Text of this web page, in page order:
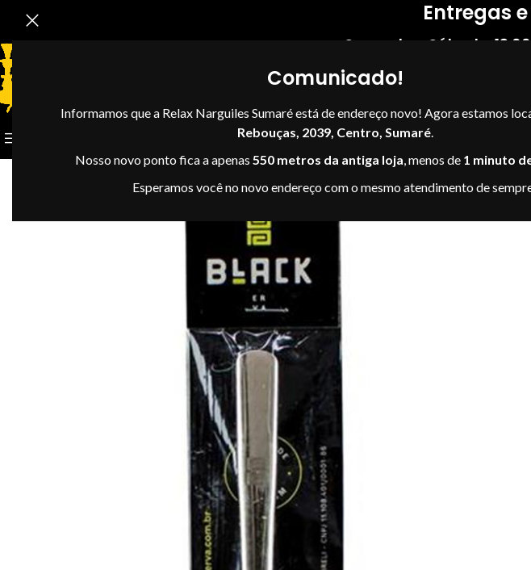
Comunicado!
Informamos que a Relax Narguiles Sumaré está de endereço novo! Agora estamos
Rebouças, 2039, Centro, Sumaré.
Nosso novo ponto fica a apenas 550 metros da antiga loja, menos de 1 minuto
Esperamos você no novo endereço com o mesmo atendimento de
Entregas
Segunda - Sábado: